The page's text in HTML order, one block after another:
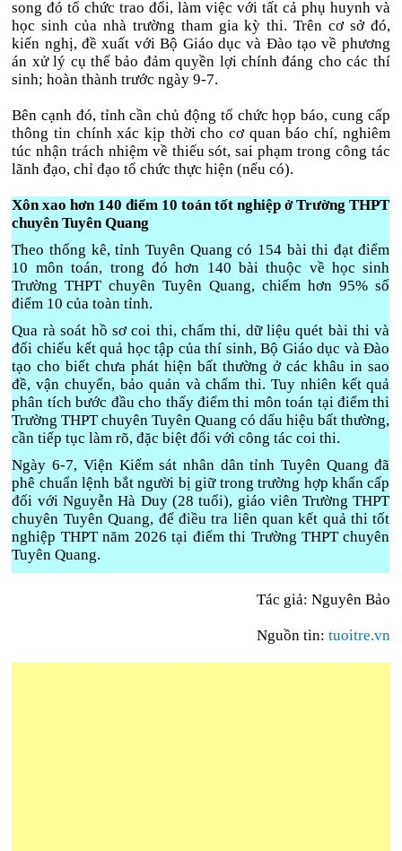
song đó tổ chức trao đổi, làm việc với tất cả phụ huynh và
học sinh của nhà trường tham gia kỳ thi. Trên cơ sở đó,
kiến nghị, đề xuất với Bộ Giáo dục và Đào tạo về phương
án xử lý cụ thể bảo đảm quyền lợi chính đáng cho các thí
sinh; hoàn thành trước ngày 9-7.
Bên cạnh đó, tỉnh cần chủ động tổ chức họp báo, cung cấp
thông tin chính xác kịp thời cho cơ quan báo chí, nghiêm
túc nhận trách nhiệm về thiếu sót, sai phạm trong công tác
lãnh đạo, chỉ đạo tổ chức thực hiện (nếu có).
Xôn xao hơn 140 điểm 10 toán tốt nghiệp ở Trường THPT
chuyên Tuyên Quang
Theo thống kê, tỉnh Tuyên Quang có 154 bài thi đạt điểm
10 môn toán, trong đó hơn 140 bài thuộc về học sinh
Trường THPT chuyên Tuyên Quang, chiếm hơn 95% số
điểm 10 của toàn tỉnh.
Qua rà soát hồ sơ coi thi, chấm thi, dữ liệu quét bài thi và
đối chiếu kết quả học tập của thí sinh, Bộ Giáo dục và Đào
tạo cho biết chưa phát hiện bất thường ở các khâu in sao
đề, vận chuyển, bảo quản và chấm thi. Tuy nhiên kết quả
phân tích bước đầu cho thấy điểm thi môn toán tại điểm thi
Trường THPT chuyên Tuyên Quang có dấu hiệu bất thường,
cần tiếp tục làm rõ, đặc biệt đối với công tác coi thi.
Ngày 6-7, Viện Kiểm sát nhân dân tỉnh Tuyên Quang đã
phê chuẩn lệnh bắt người bị giữ trong trường hợp khẩn cấp
đối với Nguyễn Hà Duy (28 tuổi), giáo viên Trường THPT
chuyên Tuyên Quang, để điều tra liên quan kết quả thi tốt
nghiệp THPT năm 2026 tại điểm thi Trường THPT chuyên
Tuyên Quang.
Tác giả: Nguyên Bảo
Nguồn tin: tuoitre.vn